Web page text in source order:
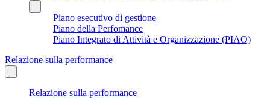
Piano esecutivo di gestione
Piano della Perfomance
Piano Integrato di Attività e Organizzazione (PIAO)
Relazione sulla performance
Relazione sulla performance